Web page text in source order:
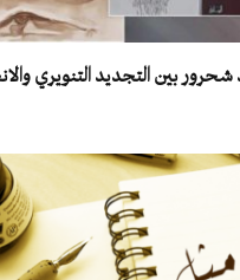
بين التجديد التنويري